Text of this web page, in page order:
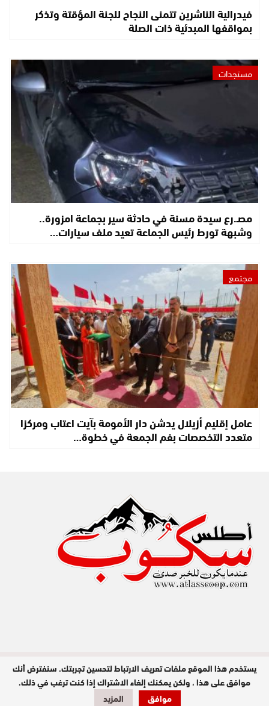
فيدرالية الناشرين تتمنى النجاح للجنة المؤقتة وتذكر
بمواقفها المبدئية ذات الصلة
مستجدات
مصـ.رع سيدة مسنة في حادثة سير بجماعة امزورة..
وشبهة تورط رئيس الجماعة تعيد ملف سيارات…
مجتمع
عامل إقليم أزيلال يدشن دار الأمومة بآيت اعتاب ومركزا
متعدد التخصصات بفم الجمعة في خطوة…
مدير النشر : عبد الله عزي / جميع الحقوق
محفوظة © 2026
تصميم وبرمجة
يستخدم هذا الموقع ملفات تعريف الارتباط لتحسين تجربتك. سنفترض أنك
موافق على هذا ، ولكن يمكنك إلغاء الاشتراك إذا كنت ترغب في ذلك.
موافق
المزيد